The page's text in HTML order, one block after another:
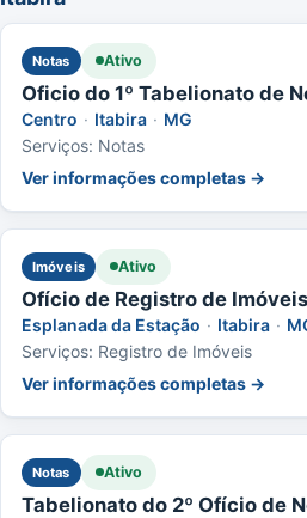
Notas Ativo
Oficio do 1º Tabelionato de
Centro · Itabira · MG
Serviços: Notas
Ver informações completas →
Imóveis Ativo
Ofício de Registro de
Esplanada da Estação · Itabira ·
Serviços: Registro de Imóveis
Ver informações completas →
Notas Ativo
Tabelionato do 2º Ofício de